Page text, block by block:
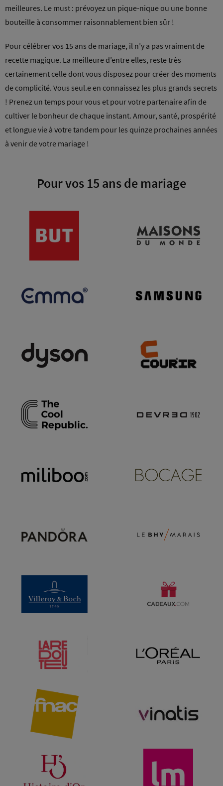
meilleures. Le must : prévoyez un pique-nique ou une bonne
bouteille à consommer raisonnablement bien sûr !
Pour célébrer vos 15 ans de mariage, il n’y a pas vraiment de
recette magique. La meilleure d’entre elles, reste très
certainement celle dont vous disposez pour créer des moments
de complicité. Vous seul.e en connaissez les plus grands secrets
! Prenez un temps pour vous et pour votre partenaire afin de
cultiver le bonheur de chaque instant. Amour, santé, prospérité
et longue vie à votre tandem pour les quinze prochaines années
à venir de votre mariage !
Pour vos 15 ans de mariage